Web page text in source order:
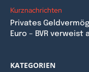
Kurznachrichten
Privates
Euro – BVR verweist
KATEGORIEN